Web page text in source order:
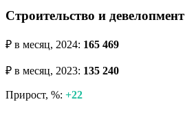
Строительство и девелопмент
₽ в месяц, 2024: 165 469
₽ в месяц, 2023: 135 240
Прирост, %: +22